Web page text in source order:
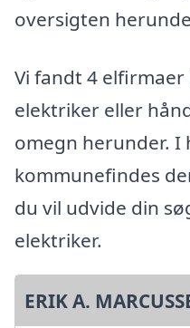
oversigten
Vi fandt 4 elfirmaer
elektriker eller
omegn herunder. I
kommunefindes
du vil udvide din
elektriker.
ERIK A.